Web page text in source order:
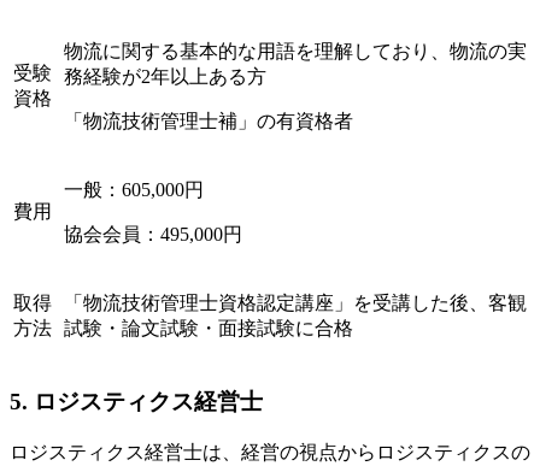
受験
資格
物流に関する基本的な用語を理解しており、物流の実
務経験が2年以上ある方
「物流技術管理士補」の有資格者
費用
一般：605,000円
協会会員：495,000円
取得
方法
「物流技術管理士資格認定講座」を受講した後、客観
試験・論文試験・面接試験に合格
5. ロジスティクス経営士
ロジスティクス経営士は、経営の視点からロジスティクスの